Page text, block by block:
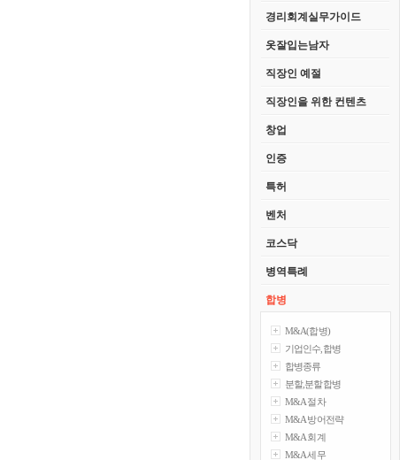
경리회계실무가이드
옷잘입는남자
직장인 예절
직장인을 위한 컨텐츠
창업
인증
특허
벤처
코스닥
병역특례
합병
M&A(합병)
기업인수,합병
합병종류
분할,분할합병
M&A 절차
M&A 방어전략
M&A 회계
M&A 세무